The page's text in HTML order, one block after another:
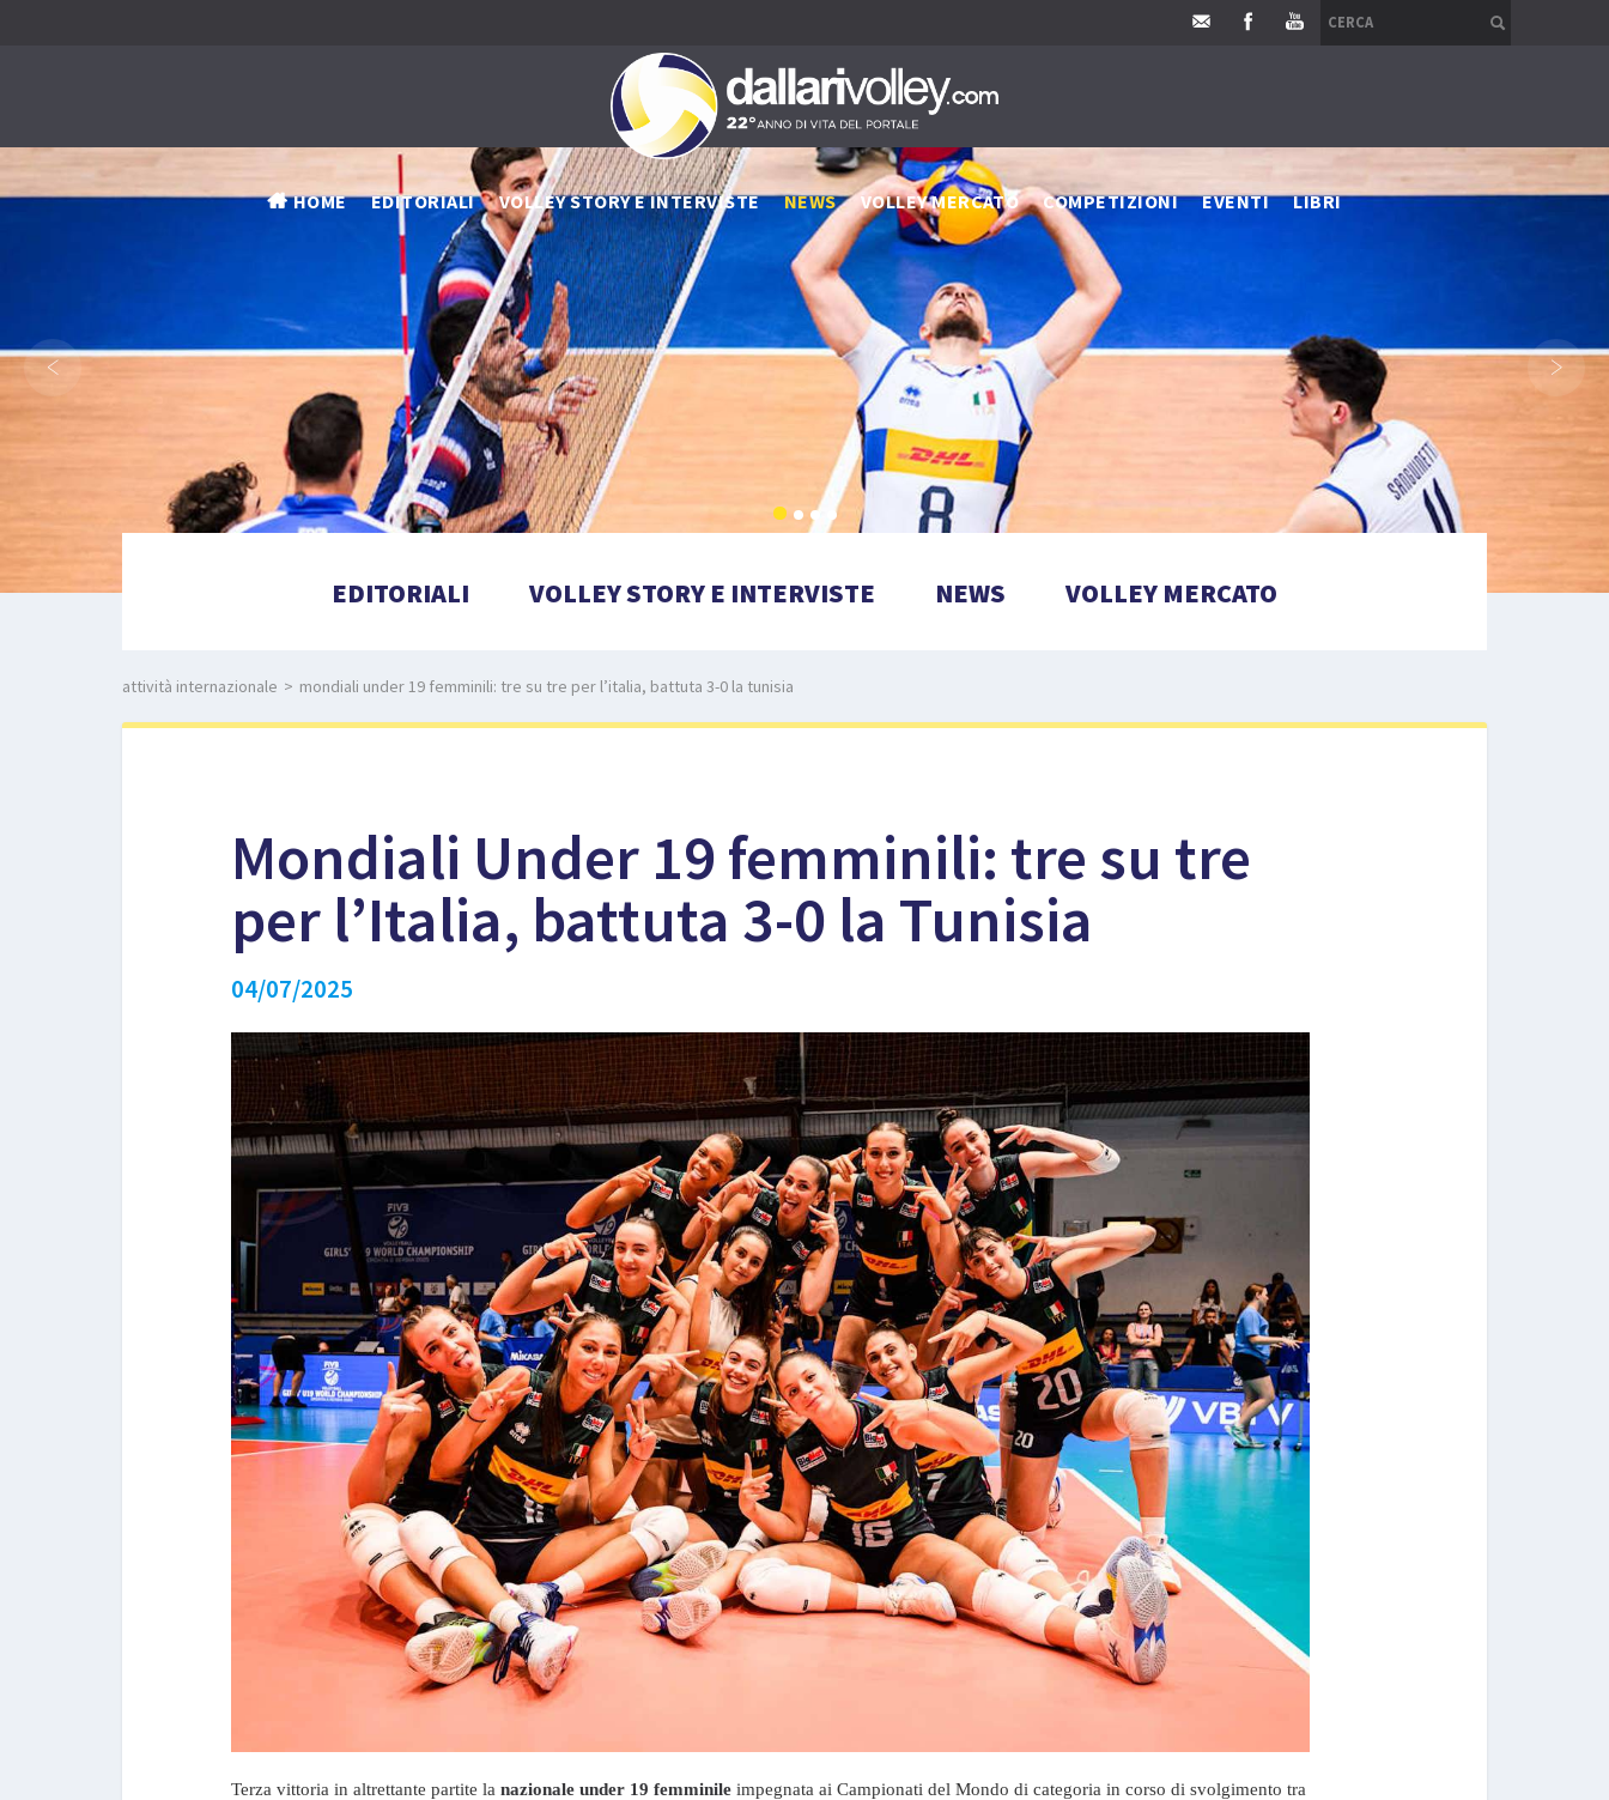
HOME EDITORIALI VOLLEY STORY E INTERVISTE NEWS VOLLEY MERCATO COMPETIZIONI EVENTI LIBRI
‹ ›
EDITORIALI VOLLEY STORY E INTERVISTE NEWS VOLLEY MERCATO
attività internazionale > mondiali under 19 femminili: tre su tre per l’italia, battuta 3-0 la tunisia
Mondiali Under 19 femminili: tre su tre
per l’Italia, battuta 3-0 la Tunisia
04/07/2025
Terza vittoria in altrettante partite lanazionale under 19 femminile impegnata ai Campionati del Mondo di categoria in corso di svolgimento tra